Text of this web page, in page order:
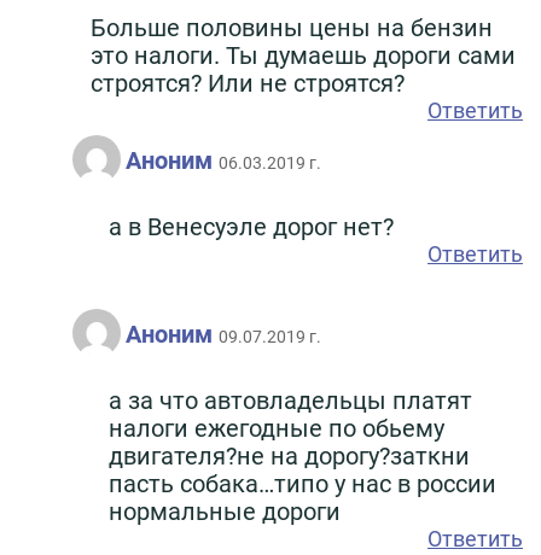
Больше половины цены на бензин
это налоги. Ты думаешь дороги сами
строятся? Или не строятся?
Ответить
Аноним 06.03.2019 г.
а в Венесуэле дорог нет?
Ответить
Аноним 09.07.2019 г.
а за что автовладельцы платят
налоги ежегодные по обьему
двигателя?не на дорогу?заткни
пасть собака…типо у нас в россии
нормальные дороги
Ответить